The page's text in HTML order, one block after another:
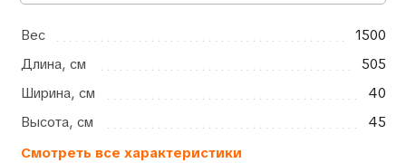
Вес
1500
Длина, см
505
Ширина, см
40
Высота, см
45
Смотреть все характеристики